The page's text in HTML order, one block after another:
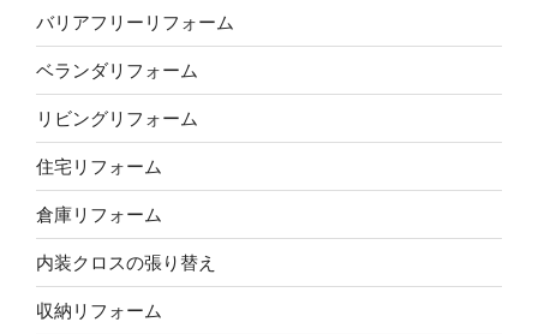
バリアフリーリフォーム
ベランダリフォーム
リビングリフォーム
住宅リフォーム
倉庫リフォーム
内装クロスの張り替え
収納リフォーム